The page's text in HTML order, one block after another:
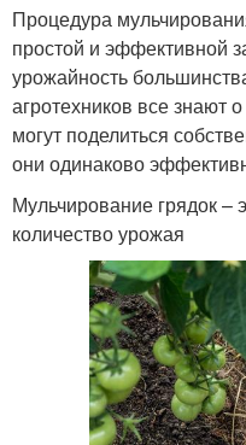
Процедура
простой и эффективной
урожайность
агротехников все знают
могут поделиться
они одинаково
Мульчирование грядок –
количество урожая